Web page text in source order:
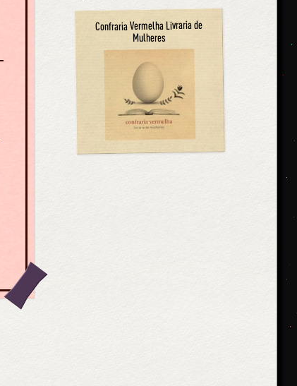
Confraria Vermelha Livraria de
Mulheres